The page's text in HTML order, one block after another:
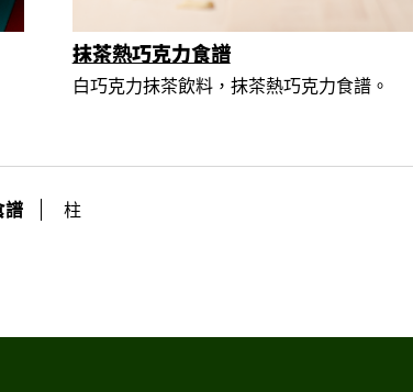
抹茶熱巧克力食譜
白巧克力抹茶飲料，抹茶熱巧克力食譜。
譜 柱